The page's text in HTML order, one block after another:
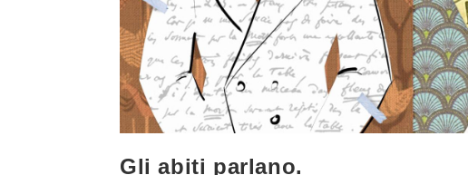
Gli abiti parlano.